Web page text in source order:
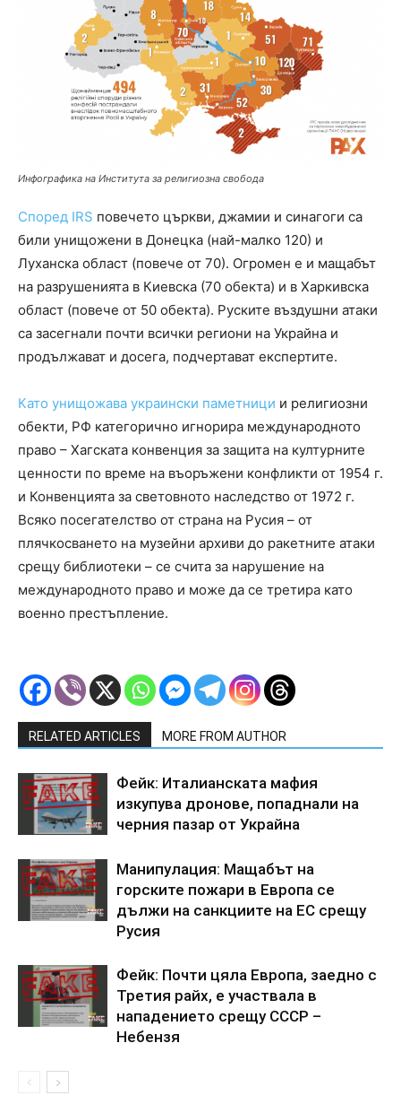
Инфографика на Института за религиозна свобода
Според IRS повечето църкви, джамии и синагоги са
били унищожени в Донецка (най-малко 120) и
Луханска област (повече от 70). Огромен е и мащабът
на разрушенията в Киевска (70 обекта) и в Харкивска
област (повече от 50 обекта). Руските въздушни атаки
са засегнали почти всички региони на Украйна и
продължават и досега, подчертават експертите.
Като унищожава украински паметници и религиозни
обекти, РФ категорично игнорира международното
право – Хагската конвенция за защита на културните
ценности по време на въоръжени конфликти от 1954 г.
и Конвенцията за световното наследство от 1972 г.
Всяко посегателство от страна на Русия – от
плячкосването на музейни архиви до ракетните атаки
срещу библиотеки – се счита за нарушение на
международното право и може да се третира като
военно престъпление.
RELATED ARTICLES MORE FROM AUTHOR
Фейк: Италианската мафия
изкупува дронове, попаднали на
черния пазар от Украйна
Манипулация: Мащабът на
горските пожари в Европа се
дължи на санкциите на ЕС срещу
Русия
Фейк: Почти цяла Европа, заедно с
Третия райх, е участвала в
нападението срещу СССР –
Небензя